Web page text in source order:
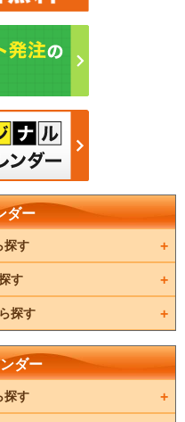
ダー
探す
す
探す
ダー
探す